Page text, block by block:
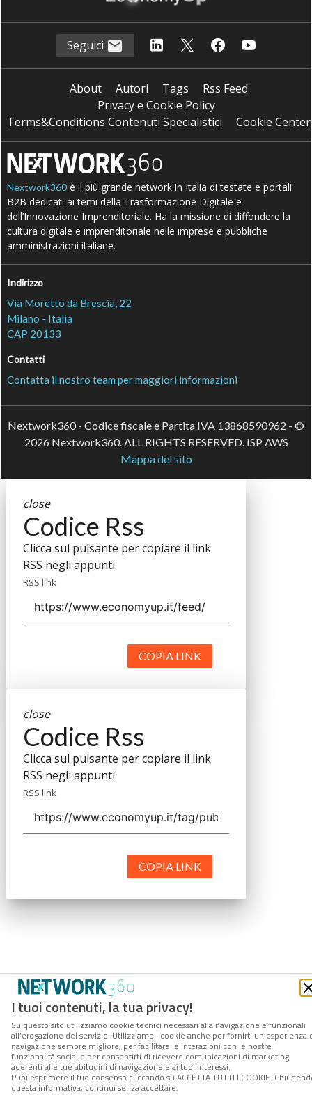
I tuoi contenuti, la tua privacy!
Su questo sito utilizziamo cookie tecnici necessari alla navigazione e funzionali
all’erogazione del servizio. Utilizziamo i cookie anche per fornirti un’esperienza
navigazione sempre migliore, per facilitare le interazioni con le nostre
funzionalità social e per consentirti di ricevere comunicazioni di marketing
aderenti alle tue abitudini di navigazione e ai tuoi interessi.
Puoi esprimere il tuo consenso cliccando su ACCETTA TUTTI I COOKIE.
questa informativa, continui senza accettare.
Seguici
About Autori Tags
Rss Feed
Privacy e Cookie Policy
Terms&Conditions Contenuti Specialistici
Cookie Center
Nextwork360 è il più grande network in Italia di testate e portali
B2B dedicati ai temi della Trasformazione Digitale e
dell’Innovazione Imprenditoriale. Ha la missione di diffondere la
cultura digitale e imprenditoriale nelle imprese e pubbliche
amministrazioni italiane.
Indirizzo
Via Moretto da Brescia, 22
Milano - Italia
CAP 20133
Contatti
Contatta il nostro team per maggiori informazioni
Nextwork360 - Codice fiscale e Partita IVA 13868590962 - ©
2026 Nextwork360. ALL RIGHTS RESERVED. ISP AWS
Mappa del sito
close
Codice Rss
Clicca sul pulsante per copiare il link
RSS negli appunti.
RSS link
COPIA LINK
close
Codice Rss
Clicca sul pulsante per copiare il link
RSS negli appunti.
RSS link
COPIA LINK